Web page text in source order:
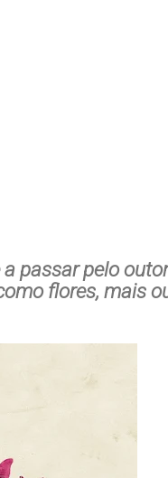
passar pelo
flores, mais